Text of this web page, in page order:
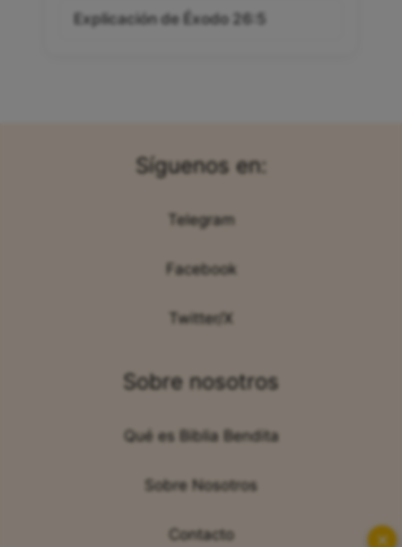
Explicación de Éxodo 26:5
Síguenos en:
Telegram
Facebook
Twitter/X
Sobre nosotros
Qué es Biblia Bendita
Sobre Nosotros
Contacto ✕